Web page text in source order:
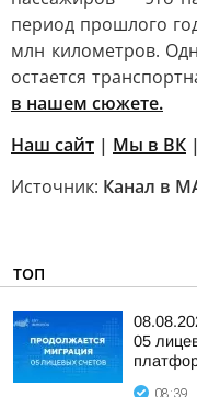
период прошлого
млн километров.
остается
в нашем сюжете.
Наш сайт | Мы в ВК |
Источник: Канал в
ТОП
05
08:39